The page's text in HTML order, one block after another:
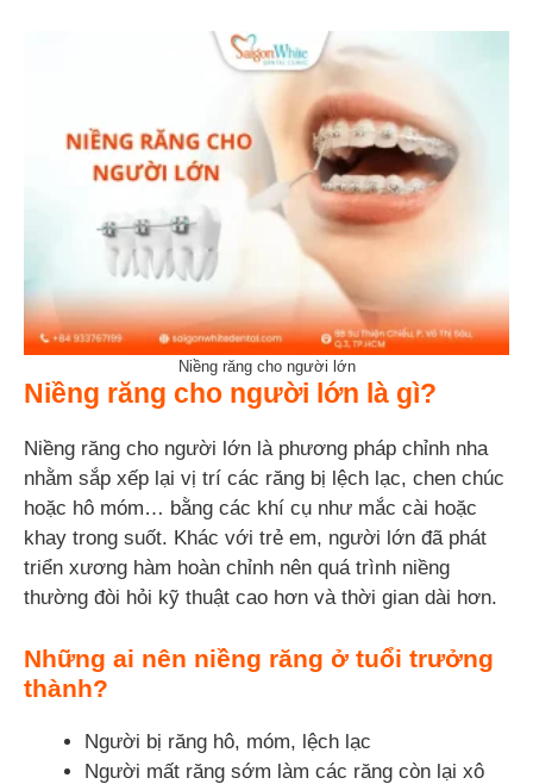
Niềng răng cho người lớn
Niềng răng cho người lớn là gì?
Niềng răng cho người lớn là phương pháp chỉnh nha
nhằm sắp xếp lại vị trí các răng bị lệch lạc, chen chúc
hoặc hô móm… bằng các khí cụ như mắc cài hoặc
khay trong suốt. Khác với trẻ em, người lớn đã phát
triển xương hàm hoàn chỉnh nên quá trình niềng
thường đòi hỏi kỹ thuật cao hơn và thời gian dài hơn.
Những ai nên niềng răng ở tuổi trưởng
thành?
Người bị răng hô, móm, lệch lạc
Người mất răng sớm làm các răng còn lại xô